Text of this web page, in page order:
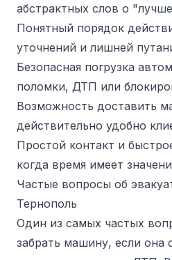
абстрактных слов о
Понятный порядок
уточнений и лишней
Безопасная погрузка
поломки, ДТП или
Возможность доставить
действительно удобно
Простой контакт и
когда время имеет
Частые вопросы об
Тернополь
Один из самых частых
забрать машину, если она